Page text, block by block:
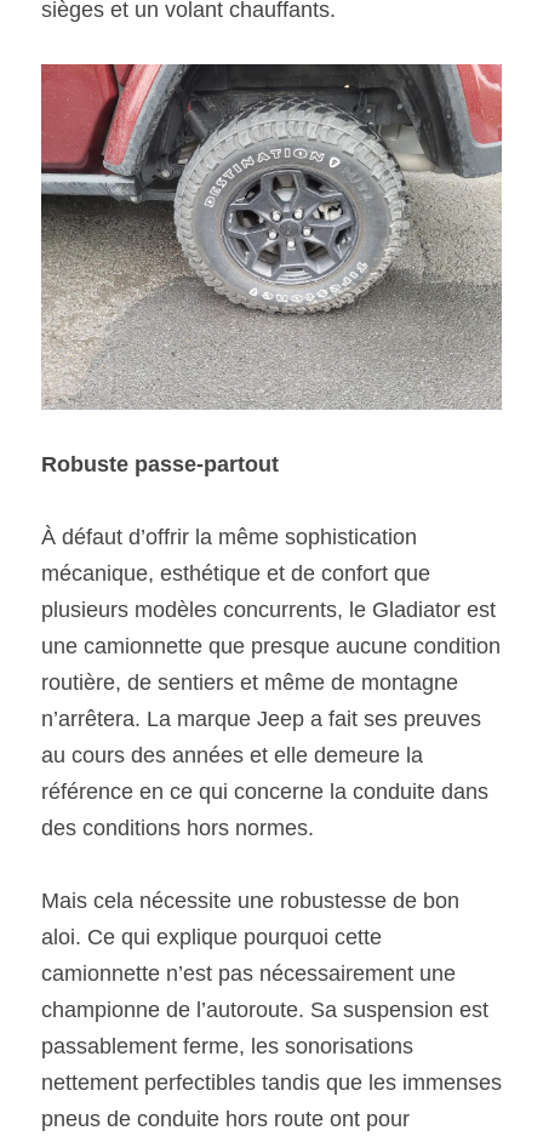
sièges et un volant chauffants.
Robuste passe-partout
À défaut d’offrir la même sophistication
mécanique, esthétique et de confort que
plusieurs modèles concurrents, le Gladiator est
une camionnette que presque aucune condition
routière, de sentiers et même de montagne
n’arrêtera. La marque Jeep a fait ses preuves
au cours des années et elle demeure la
référence en ce qui concerne la conduite dans
des conditions hors normes.
Mais cela nécessite une robustesse de bon
aloi. Ce qui explique pourquoi cette
camionnette n’est pas nécessairement une
championne de l’autoroute. Sa suspension est
passablement ferme, les sonorisations
nettement perfectibles tandis que les immenses
pneus de conduite hors route ont pour